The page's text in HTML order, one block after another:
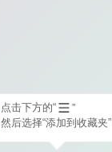
点击下方的“
”
然后选择“添加到收藏夹”